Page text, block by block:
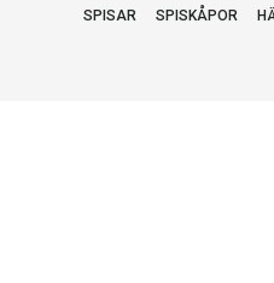
SPISAR SPISKÅPOR